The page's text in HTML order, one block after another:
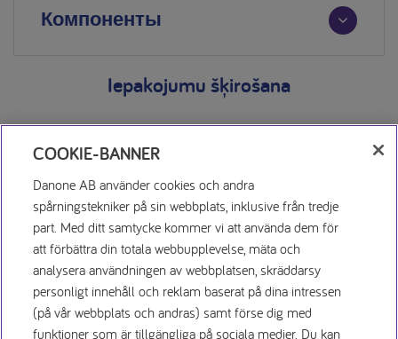
Компоненты
Iepakojumu šķirošana
Заявление о конфиденциаль
Условия использования
COOKIE-BANNER
Danone AB använder cookies och andra
spårningstekniker på sin webbplats, inklusive från tredje
part. Med ditt samtycke kommer vi att använda dem för
att förbättra din totala webbupplevelse, mäta och
analysera användningen av webbplatsen, skräddarsy
personligt innehåll och reklam baserat på dina intressen
(på vår webbplats och andras) samt förse dig med
funktioner som är tillgängliga på sociala medier. Du kan